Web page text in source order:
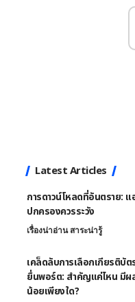
Latest Articles
การดาวน์โหลดที่อันตราย:
ปกครองควรระวัง
เรื่องน่าอ่าน สาระน่ารู้
เคล็ดลับการเลือกเกียรติบั
ยื่นพอร์ต: สำคัญแค่ไหน มีผ
น้อยเพียงใด?